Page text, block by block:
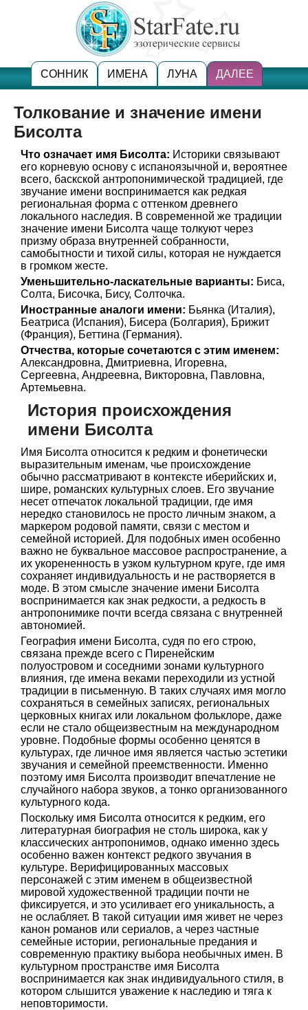
СОННИК ИМЕНА ЛУНА ДАЛЕЕ
Толкование и значение имени
Бисолта
Что означает имя Бисолта: Историки связывают
его корневую основу с испаноязычной и, вероятнее
всего, баскской антропонимической традицией, где
звучание имени воспринимается как редкая
региональная форма с оттенком древнего
локального наследия. В современной же традиции
значение имени Бисолта чаще толкуют через
призму образа внутренней собранности,
самобытности и тихой силы, которая не нуждается
в громком жесте.
Уменьшительно-ласкательные варианты: Биса,
Солта, Бисочка, Бису, Солточка.
Иностранные аналоги имени: Бьянка (Италия),
Беатриса (Испания), Бисера (Болгария), Брижит
(Франция), Беттина (Германия).
Отчества, которые сочетаются с этим именем:
Александровна, Дмитриевна, Игоревна,
Сергеевна, Андреевна, Викторовна, Павловна,
Артемьевна.
История происхождения
имени Бисолта
Имя Бисолта относится к редким и фонетически
выразительным именам, чье происхождение
обычно рассматривают в контексте иберийских и,
шире, романских культурных слоев. Его звучание
несет отпечаток локальной традиции, где имя
нередко становилось не просто личным знаком, а
маркером родовой памяти, связи с местом и
семейной историей. Для подобных имен особенно
важно не буквальное массовое распространение, а
их укорененность в узком культурном круге, где имя
сохраняет индивидуальность и не растворяется в
моде. В этом смысле значение имени Бисолта
воспринимается как знак редкости, а редкость в
антропонимике почти всегда связана с внутренней
автономией.
География имени Бисолта, судя по его строю,
связана прежде всего с Пиренейским
полуостровом и соседними зонами культурного
влияния, где имена веками переходили из устной
традиции в письменную. В таких случаях имя могло
сохраняться в семейных записях, региональных
церковных книгах или локальном фольклоре, даже
если не стало общеизвестным на международном
уровне. Подобные формы особенно ценятся в
культурах, где личное имя является частью эстетики
звучания и семейной преемственности. Именно
поэтому имя Бисолта производит впечатление не
случайного набора звуков, а тонко организованного
культурного кода.
Поскольку имя Бисолта относится к редким, его
литературная биография не столь широка, как у
классических антропонимов, однако именно здесь
особенно важен контекст редкого звучания в
культуре. Верифицированных массовых
персонажей с этим именем в общеизвестной
мировой художественной традиции почти не
фиксируется, и это усиливает его уникальность, а
не ослабляет. В такой ситуации имя живет не через
канон романов или сериалов, а через частные
семейные истории, региональные предания и
современную практику выбора необычных имен. В
культурном пространстве имя Бисолта
воспринимается как знак индивидуального стиля, в
котором слышится уважение к наследию и тяга к
неповторимости.